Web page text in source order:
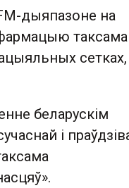
дыяпазоне на
таксама
сетках,
беларускім
і